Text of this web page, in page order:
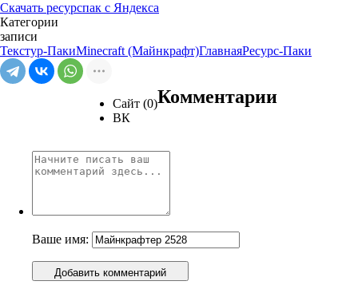
Скачать ресурспак с Яндекса
Категории
записи
Текстур-ПакиMinecraft (Майнкрафт)ГлавнаяРесурс-Паки
Сайт (0)
ВК
Комментарии
Ваше имя:
Добавить комментарий